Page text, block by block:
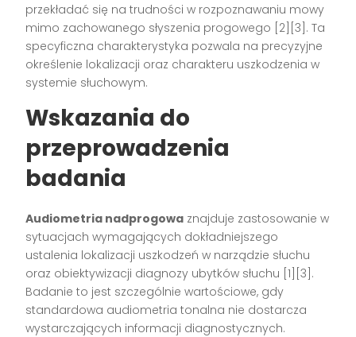
przekładać się na trudności w rozpoznawaniu mowy
mimo zachowanego słyszenia progowego [2][3]. Ta
specyficzna charakterystyka pozwala na precyzyjne
określenie lokalizacji oraz charakteru uszkodzenia w
systemie słuchowym.
Wskazania do
przeprowadzenia
badania
Audiometria nadprogowa znajduje zastosowanie w
sytuacjach wymagających dokładniejszego
ustalenia lokalizacji uszkodzeń w narządzie słuchu
oraz obiektywizacji diagnozy ubytków słuchu [1][3].
Badanie to jest szczególnie wartościowe, gdy
standardowa audiometria tonalna nie dostarcza
wystarczających informacji diagnostycznych.